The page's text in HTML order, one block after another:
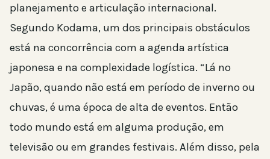
planejamento e articulação internacional.
Segundo Kodama, um dos principais obstáculos
está na concorrência com a agenda artística
japonesa e na complexidade logística. “Lá no
Japão, quando não está em período de inverno ou
chuvas, é uma época de alta de eventos. Então
todo mundo está em alguma produção, em
televisão ou em grandes festivais. Além disso, pela